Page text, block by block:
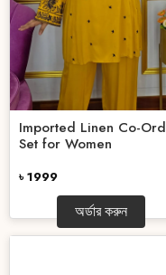
Imported Linen Co-Ord
Set for Women
৳ 1999
অর্ডার করুন